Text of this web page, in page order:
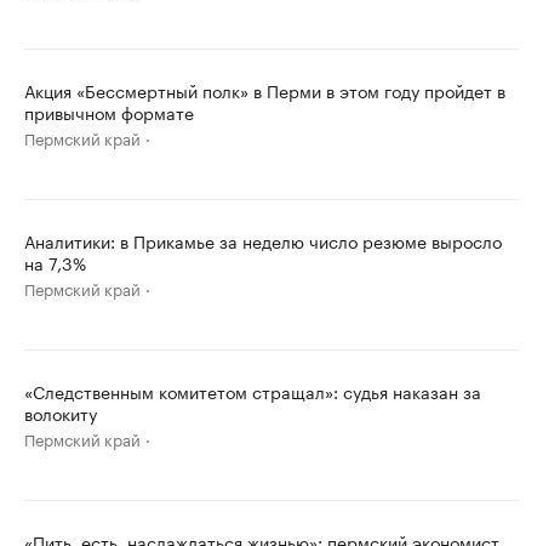
Акция «Бессмертный полк» в Перми в этом году пройдет в
привычном формате
Пермский край
Аналитики: в Прикамье за неделю число резюме выросло
на 7,3%
Пермский край
«Следственным комитетом стращал»: судья наказан за
волокиту
Пермский край